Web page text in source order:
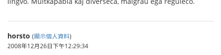
horsto (顯示個人資料)
2008年12月26日下午12:29:34